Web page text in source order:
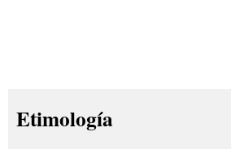
Etimología